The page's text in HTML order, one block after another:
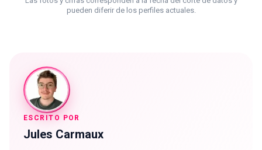
pueden diferir de los perfiles actuales.
ESCRITO POR
Jules Carmaux